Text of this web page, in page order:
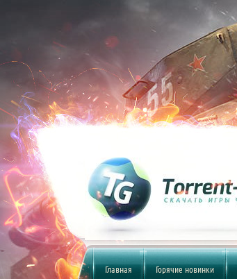
Главная Горячие новинки